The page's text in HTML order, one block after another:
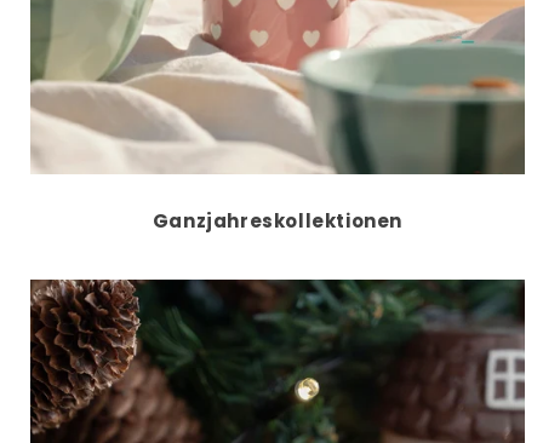
Ganzjahreskollektionen